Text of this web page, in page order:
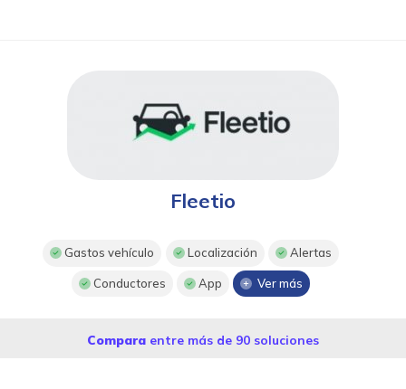
Fleetio
Gastos vehículo Localización Alertas
Conductores App Ver más
Compara entre más de 90 soluciones